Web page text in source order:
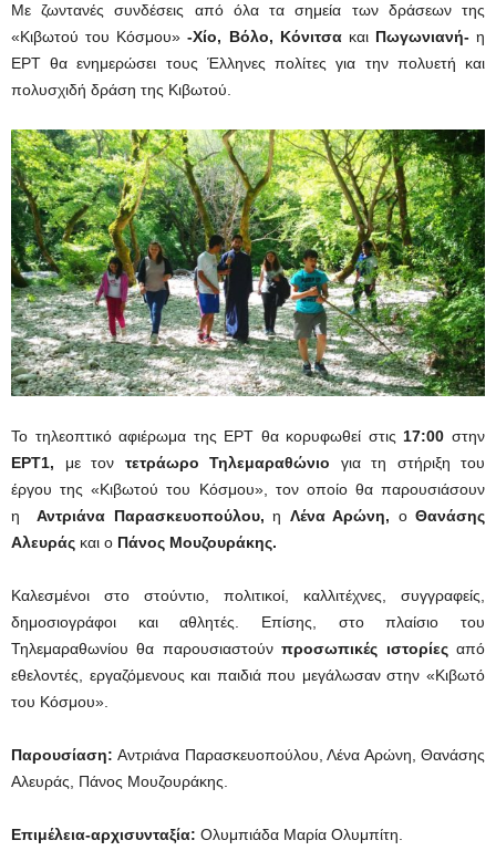
Με ζωντανές συνδέσεις από όλα τα σημεία των δράσεων της
«Κιβωτού του Κόσμου»-Χίο, Βόλο, Κόνιτσα και Πωγωνιανή-η
ΕΡΤ θα ενημερώσει τους Έλληνες πολίτες για την πολυετή και
πολυσχιδή δράση της Κιβωτού.
Το τηλεοπτικό αφιέρωμα της ΕΡΤ θα κορυφωθεί στις 17:00 στην
ΕΡΤ1, με τον τετράωρο Τηλεμαραθώνιο για τη στήριξη του
έργου της «Κιβωτού του Κόσμου», τον οποίο θα παρουσιάσουν
η Αντριάνα Παρασκευοπούλου, η Λένα Αρώνη, οΘανάσης
Αλευράς και ο Πάνος Μουζουράκης.
Καλεσμένοι στο στούντιο, πολιτικοί, καλλιτέχνες, συγγραφείς,
δημοσιογράφοι και αθλητές. Επίσης, στο πλαίσιο του
Τηλεμαραθωνίου θα παρουσιαστούνπροσωπικές ιστορίεςαπό
εθελοντές, εργαζόμενους και παιδιά που μεγάλωσαν στην «Κιβωτό
του Κόσμου».
Παρουσίαση: Αντριάνα Παρασκευοπούλου, Λένα Αρώνη, Θανάσης
Αλευράς, Πάνος Μουζουράκης.
Επιμέλεια-αρχισυνταξία: Ολυμπιάδα Μαρία Ολυμπίτη.